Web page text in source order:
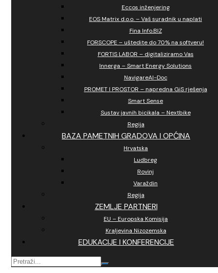
Eccos inženjering
EOS Matrix d.o.o. – Vaš suradnik u naplati
Fina Info.BIZ
FORSCOPE – uštedite do 70% na softveru!
FORTIS LABOR – digitaliziramo Vas
Innerga – Smart Energy Solutions
NavigareAI-Doc
PROMET I PROSTOR – napredna GiS rješenja
Smart Sense
Sustav javnih bicikala – Nextbike
Regija
BAZA PAMETNIH GRADOVA I OPĆINA
Hrvatska
Ludbreg
Rovinj
Varaždin
Regija
ZEMLJE PARTNERI
EU – Europska Komisija
Kraljevina Nizozemska
EDUKACIJE I KONFERENCIJE